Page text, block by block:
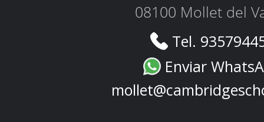
08100 Mollet del
Tel.
Enviar